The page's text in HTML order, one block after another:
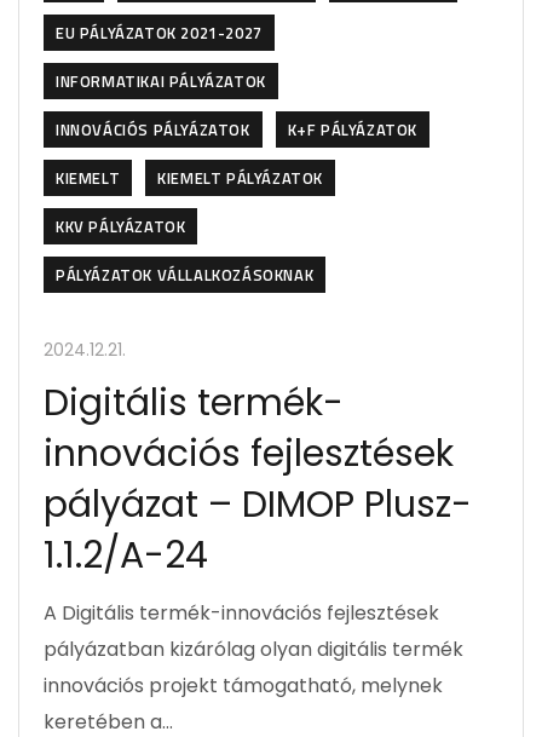
EU PÁLYÁZATOK 2021-2027
INFORMATIKAI PÁLYÁZATOK
INNOVÁCIÓS PÁLYÁZATOK
K+F PÁLYÁZATOK
KIEMELT
KIEMELT PÁLYÁZATOK
KKV PÁLYÁZATOK
PÁLYÁZATOK VÁLLALKOZÁSOKNAK
2024.12.21.
Digitális termék-
innovációs fejlesztések
pályázat – DIMOP Plusz-
1.1.2/A-24
A Digitális termék-innovációs fejlesztések
pályázatban kizárólag olyan digitális termék
innovációs projekt támogatható, melynek
keretében a…